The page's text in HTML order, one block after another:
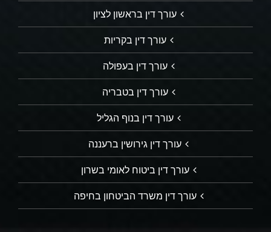
עורך דין בראשון לציון
עורך דין בקריות
עורך דין בעפולה
עורך דין בטבריה
עורך דין בנוף הגליל
עורך דין גירושין ברעננה
עורך דין ביטוח לאומי בשרון
עורך דין משרד הביטחון בחיפה